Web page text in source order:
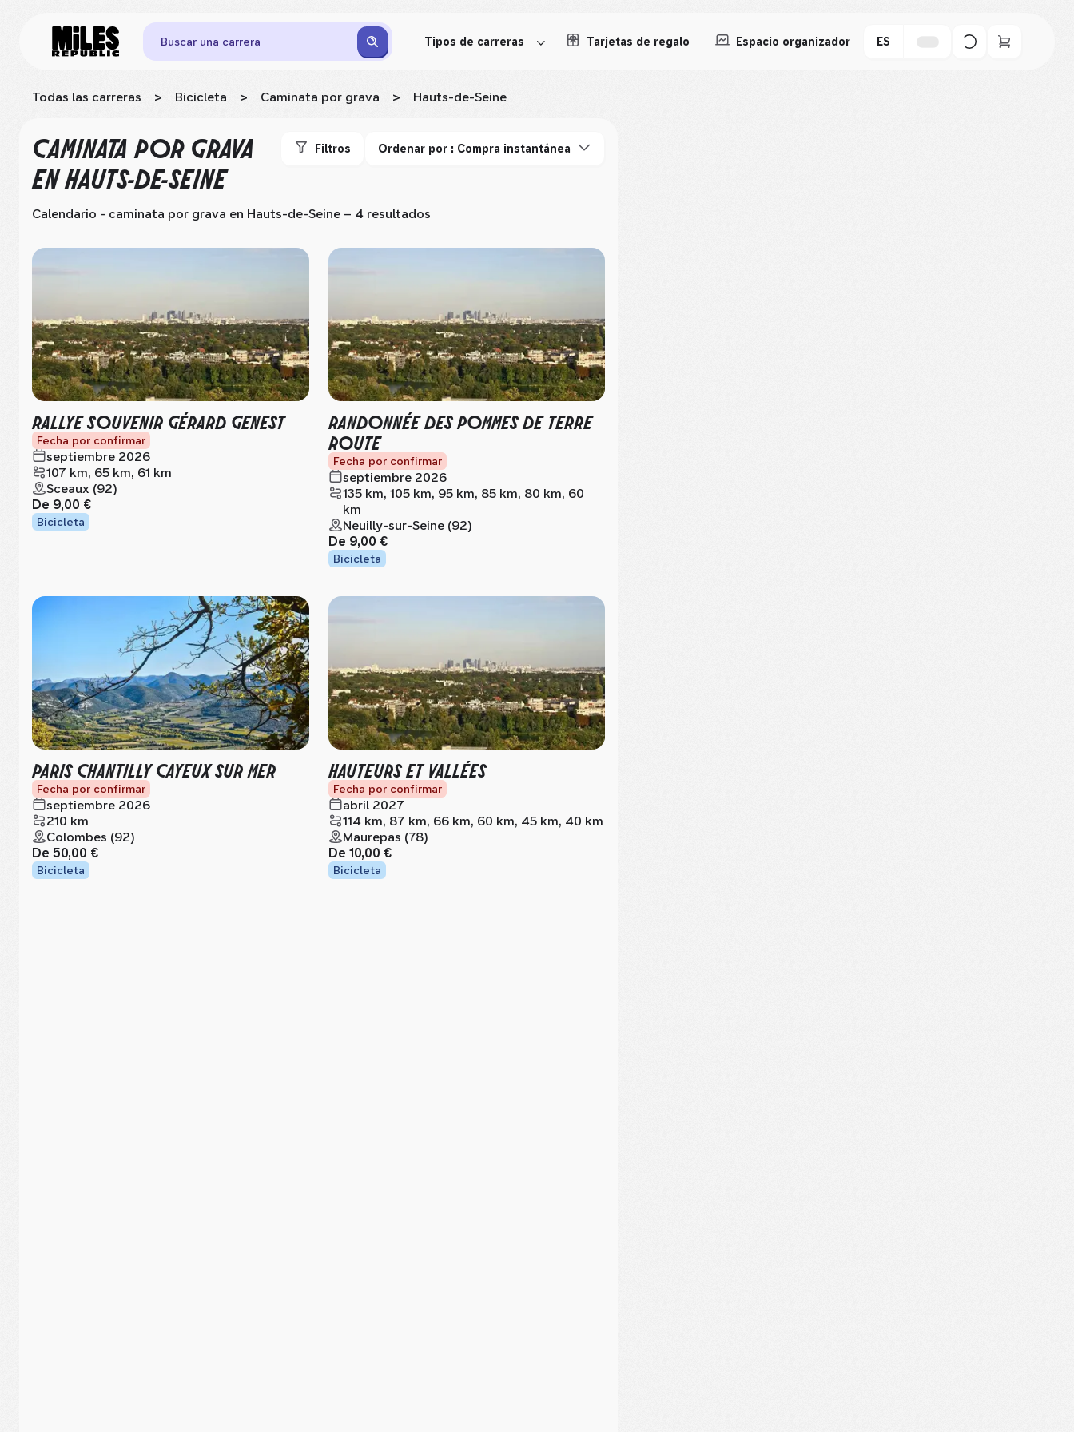
Buscar una carrera Tipos de carreras Tarjetas de regalo Espacio organizador ES
Todas las carreras > Bicicleta > Caminata por grava > Hauts-de-Seine
CAMINATA POR GRAVA
EN HAUTS-DE-SEINE
Filtros Ordenar por : Compra instantánea
Calendario - caminata por grava en Hauts-de-Seine – 4 resultados
RALLYE SOUVENIR GÉRARD GENEST
Fecha por confirmar
septiembre 2026
107 km, 65 km, 61 km
Sceaux (92)
De 9,00 €
Bicicleta
RANDONNÉE DES POMMES DE TERRE
ROUTE
Fecha por confirmar
septiembre 2026
135 km, 105 km, 95 km, 85 km, 80 km, 60
km
Neuilly-sur-Seine (92)
De 9,00 €
Bicicleta
PARIS CHANTILLY CAYEUX SUR MER
Fecha por confirmar
septiembre 2026
210 km
Colombes (92)
De 50,00 €
Bicicleta
HAUTEURS ET VALLÉES
Fecha por confirmar
abril 2027
114 km, 87 km, 66 km, 60 km, 45 km, 40 km
Maurepas (78)
De 10,00 €
Bicicleta